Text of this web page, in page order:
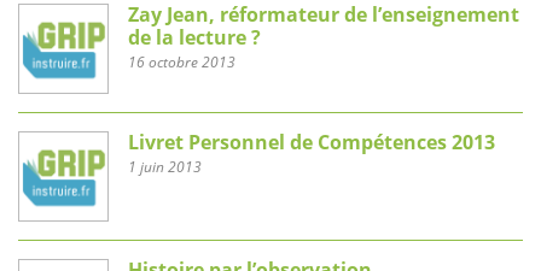
Zay Jean, réformateur de l’enseignement
de la lecture ?
16 octobre 2013
Livret Personnel de Compétences 2013
1 juin 2013